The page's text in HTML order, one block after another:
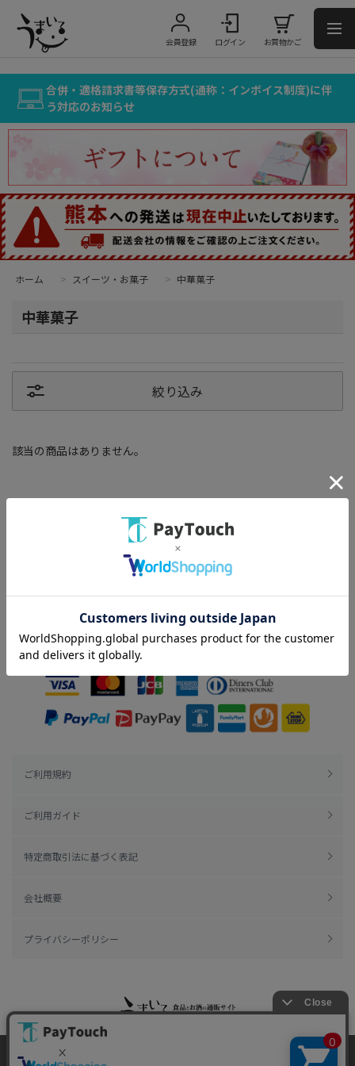
会員登録 ログイン お買物かご
合併・適格請求書等保存方式(通称：インボイス制度)に伴
う対応のお知らせ
ホーム > スイーツ・お菓子 > 中華菓子
中華菓子
絞り込み
該当の商品はありません。
スマートフォン
ご利用規約
ご利用ガイド
特定商取引法に基づく表記
会社概要
プライバシーポリシー
Copyright 2022
当ウェブサイトでは、お客様により良いサービス